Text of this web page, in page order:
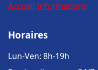
Accueil Informations
Horaires
Lun-Ven: 8h-19h